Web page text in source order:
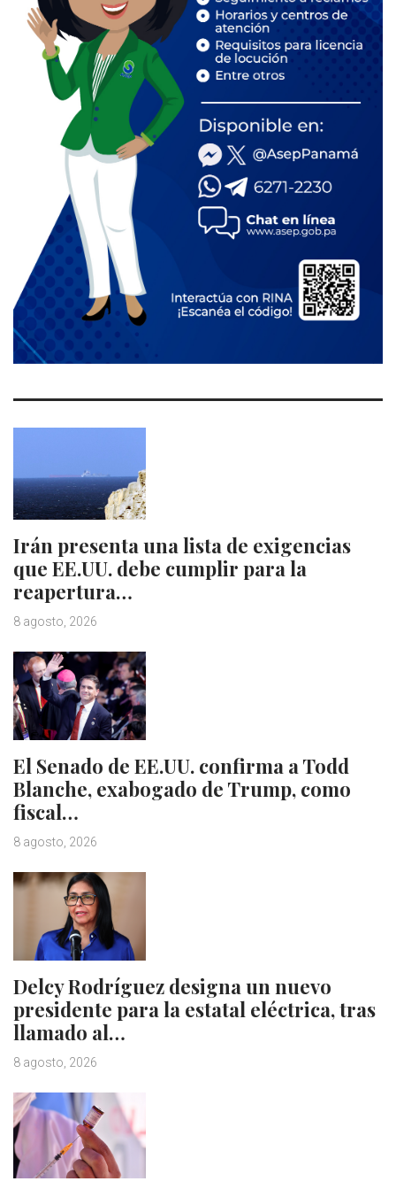
Irán presenta una lista de exigencias
que EE.UU. debe cumplir para la
reapertura…
8 agosto, 2026
El Senado de EE.UU. confirma a Todd
Blanche, exabogado de Trump, como
fiscal…
8 agosto, 2026
Delcy Rodríguez designa un nuevo
presidente para la estatal eléctrica, tras
llamado al…
8 agosto, 2026